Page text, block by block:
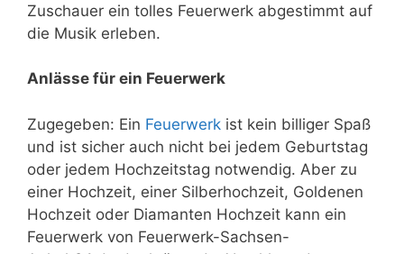
Zuschauer ein tolles Feuerwerk abgestimmt auf
die Musik erleben.
Anlässe für ein Feuerwerk
Zugegeben: Ein Feuerwerk ist kein billiger Spaß
und ist sicher auch nicht bei jedem Geburtstag
oder jedem Hochzeitstag notwendig. Aber zu
einer Hochzeit, einer Silberhochzeit, Goldenen
Hochzeit oder Diamanten Hochzeit kann ein
Feuerwerk von Feuerwerk-Sachsen-